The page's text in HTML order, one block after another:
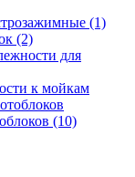
(1)
(2)
для
к мойкам
(10)